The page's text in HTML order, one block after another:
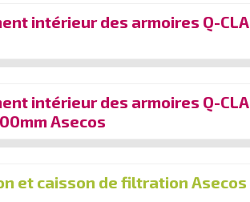
intérieur des armoires Q-
intérieur des armoires Q-
Asecos
et caisson de filtration Asecos